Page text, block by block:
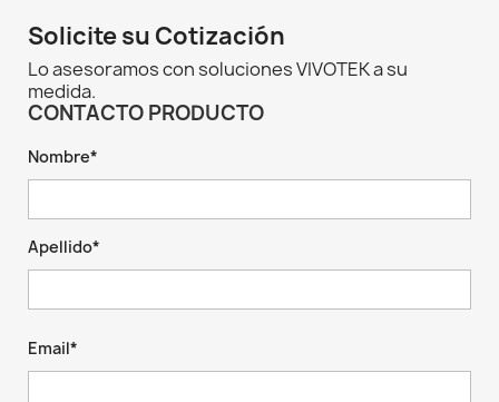
Solicite su Cotización
Lo asesoramos con soluciones VIVOTEK a su
medida.
CONTACTO PRODUCTO
Nombre*
Apellido*
Email*